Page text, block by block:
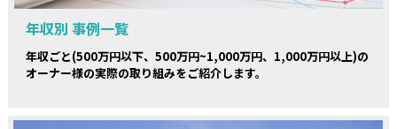
年収別 事例一覧
年収ごと(500万円以下、500万円~1,000万円、1,000万円以上)の
オーナー様の実際の取り組みをご紹介します。